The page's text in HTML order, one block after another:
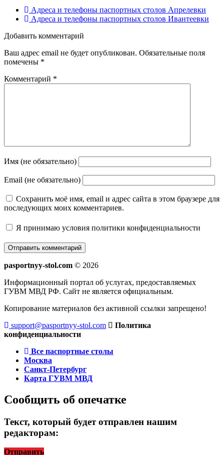
Адреса и телефоны паспортных столов Апрелевки
Адреса и телефоны паспортных столов Ивантеевки
Добавить комментарий
Ваш адрес email не будет опубликован. Обязательные поля
помечены *
Комментарий *
Имя (не обязательно)
Email (не обязательно)
Сохранить моё имя, email и адрес сайта в этом браузере для
последующих моих комментариев.
Я принимаю условия политики конфиденциальности
pasportnyy-stol.com © 2026
Информационный портал об услугах, предоставляемых
ГУВМ МВД РФ. Сайт не является официальным.
Копирование материалов без активной ссылки запрещено!
support@pasportnyy-stol.com
Политика
конфиденциальности
Все паспортные столы
Москва
Санкт-Петербург
Карта ГУВМ МВД
Сообщить об опечатке
Текст, который будет отправлен нашим
редакторам:
Отправить